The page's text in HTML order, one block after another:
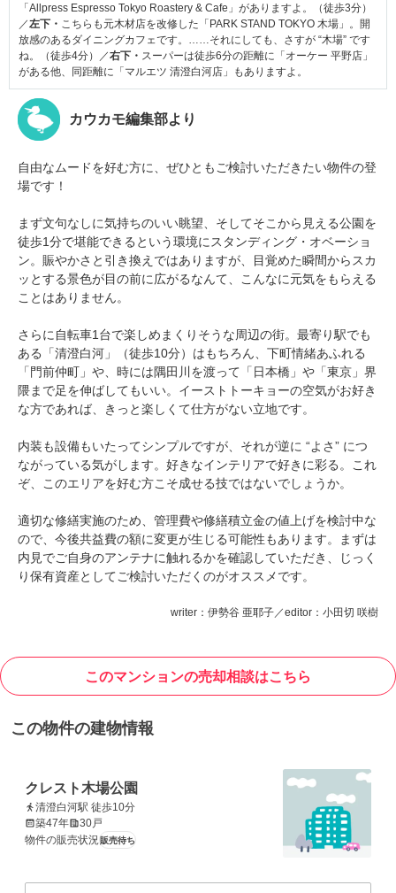
「Allpress Espresso Tokyo Roastery & Cafe」がありますよ。（徒歩3分）
／左下・ こちらも元木材店を改修した「PARK STAND TOKYO 木場」。開
放感のあるダイニングカフェです。……それにしても、さすが “木場” です
ね。（徒歩4分）／右下・ スーパーは徒歩6分の距離に「オーケー 平野店」
がある他、同距離に「マルエツ 清澄白河店」もありますよ。
カウカモ編集部より
自由なムードを好む方に、ぜひともご検討いただきたい物件の登
場です！
まず文句なしに気持ちのいい眺望、そしてそこから見える公園を
徒歩1分で堪能できるという環境にスタンディング・オベーショ
ン。賑やかさと引き換えではありますが、目覚めた瞬間からスカ
ッとする景色が目の前に広がるなんて、こんなに元気をもらえる
ことはありません。
さらに自転車1台で楽しめまくりそうな周辺の街。最寄り駅でも
ある「清澄白河」（徒歩10分）はもちろん、下町情緒あふれる
「門前仲町」や、時には隅田川を渡って「日本橋」や「東京」界
隈まで足を伸ばしてもいい。イーストトーキョーの空気がお好き
な方であれば、きっと楽しくて仕方がない立地です。
内装も設備もいたってシンプルですが、それが逆に “よさ” につ
ながっている気がします。好きなインテリアで好きに彩る。これ
ぞ、このエリアを好む方こそ成せる技ではないでしょうか。
適切な修繕実施のため、管理費や修繕積立金の値上げを検討中な
ので、今後共益費の額に変更が生じる可能性もあります。まずは
内見でご自身のアンテナに触れるかを確認していただき、じっく
り保有資産としてご検討いただくのがオススメです。
writer：伊勢谷 亜耶子／editor：小田切 咲樹
このマンションの売却相談はこちら
この物件の建物情報
クレスト木場公園
清澄白河駅 徒歩10分
築47年
30戸
物件の販売状況販売待ち